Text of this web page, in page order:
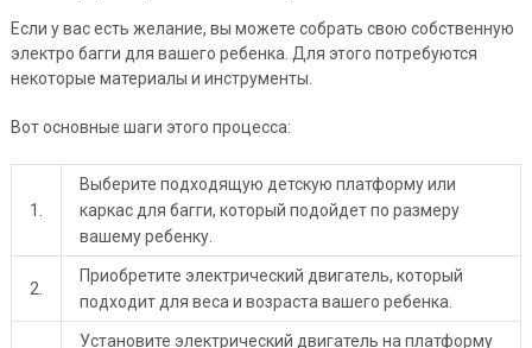
Если у вас есть желание, вы можете собрать свою собственную
электро багги для вашего ребенка. Для этого потребуются
некоторые материалы и инструменты.
Вот основные шаги этого процесса:
1.
Выберите подходящую детскую платформу или
каркас для багги, который подойдет по размеру
вашему ребенку.
2.
Приобретите электрический двигатель, который
подходит для веса и возраста вашего ребенка.
Установите электрический двигатель на платформу